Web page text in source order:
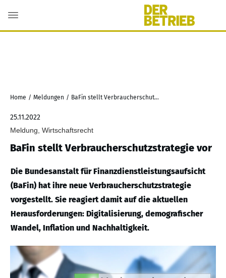
Home / Meldungen / BaFin stellt Verbraucherschutzstrategie vor
25.11.2022
Meldung, Wirtschaftsrecht
BaFin stellt Verbraucherschutzstrategie vor
Die Bundesanstalt für Finanzdienstleistungsaufsicht
(BaFin) hat ihre neue Verbraucherschutzstrategie
vorgestellt. Sie reagiert damit auf die aktuellen
Herausforderungen: Digitalisierung, demografischer
Wandel, Inflation und Nachhaltigkeit.